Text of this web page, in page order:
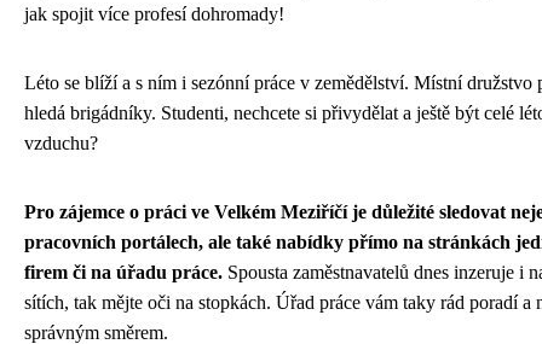
jak spojit více profesí dohromady!
Léto se blíží a s ním i sezónní práce v zemědělství. Místní družstvo
hledá brigádníky. Studenti, nechcete si přivydělat a ještě být celé
vzduchu?
Pro zájemce o práci ve Velkém Meziříčí je důležité sledovat
pracovních portálech, ale také nabídky přímo na stránkách
firem či na úřadu práce. Spousta zaměstnavatelů dnes inzeruje i
sítích, tak mějte oči na stopkách. Úřad práce vám taky rád poradí a
správným směrem.